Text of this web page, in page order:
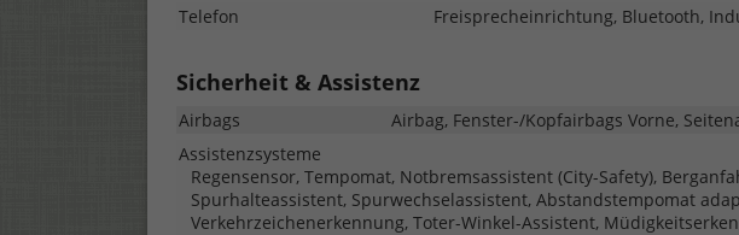
Telefon
Freisprecheinrichtung, Bluetooth,
Sicherheit & Assistenz
Airbags
Airbag, Fenster-/Kopfairbags Vorne,
Assistenzsysteme
Regensensor, Tempomat, Notbremsassistent (City-Safety),
Spurhalteassistent, Spurwechselassistent, Abstandstempomat
Verkehrzeichenerkennung, Toter-Winkel-Assistent,